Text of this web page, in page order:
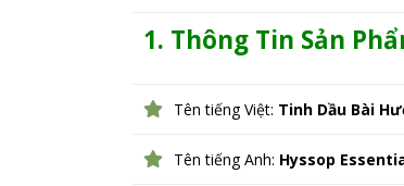
1. Thông Tin Sản
Tên tiếng Việt: Tinh Dầu Bài
Tên tiếng Anh: Hyssop